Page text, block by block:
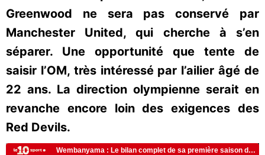
Greenwood ne sera pas conservé par
Manchester United, qui cherche à s’en
séparer. Une opportunité que tente de
saisir l’OM, très intéressé par l’ailier âgé de
22 ans. La direction olympienne serait en
revanche encore loin des exigences des
Red Devils.